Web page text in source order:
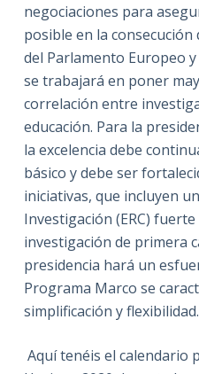
negociaciones para
posible en la
del Parlamento Europeo
se trabajará en poner
correlación entre
educación. Para la
la excelencia debe
básico y debe ser
iniciativas, que incluyen
Investigación (ERC)
investigación de primera
presidencia hará un
Programa Marco se
simplificación y flexibilidad.
Aquí tenéis el calendario